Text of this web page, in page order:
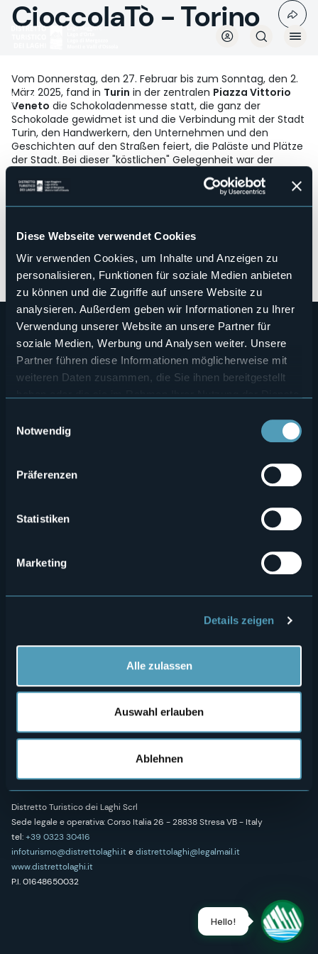
Diese Webseite verwendet Cookies
Wir verwenden Cookies, um Inhalte und Anzeigen zu
personalisieren, Funktionen für soziale Medien anbieten
zu können und die Zugriffe auf unsere Website zu
analysieren. Außerdem geben wir Informationen zu Ihrer
Verwendung unserer Website an unsere Partner für
soziale Medien, Werbung und Analysen weiter. Unsere
Partner führen diese Informationen möglicherweise mit
weiteren Daten zusammen, die Sie ihnen bereitgestellt
Notwendig
Präferenzen
Statistiken
Marketing
Details zeigen
Alle zulassen
Auswahl erlauben
Ablehnen
Direkt
zum
Börsen
CioccolaTò - Torino
Vom Donnerstag, den 27. Februar bis zum Sonntag, den 2.
März 2025, fand in Turin in der zentralen Piazza Vittorio
Veneto die Schokoladenmesse statt, die ganz der
Schokolade gewidmet ist und die Verbindung mit der Stadt
Turin, den Handwerkern, den Unternehmen und den
Geschichten auf den Straßen feiert, die Paläste und Plätze
der Stadt. Bei dieser "köstlichen" Gelegenheit war der
Tourismusbüro Distretto Turistico dei Laghi am
Donnerstag, den 27. Februar
, mit seinen eigenen
Mitarbeitern und Veröffentlichungen auf dem
veranschaulichen, zu den vielen Menschen, die am
Schreibtisch gedrängt wurden.
In Zusammenarbeit mit der Region Piemont.
Menù
secondario
Kontakte
Cookie Policy
Erlebnisse
Outdoor
Wellness
Archiv "Laghi e Monti Today"
Distretto Turistico dei Laghi Scrl
Sede legale e operativa: Corso Italia 26 - 28838 Stresa VB - Italy
tel:+39 0323 30416
infoturismo@distrettolaghi.itedistrettolaghi@legalmail.it
www.distrettolaghi.it
P.I. 01648650032